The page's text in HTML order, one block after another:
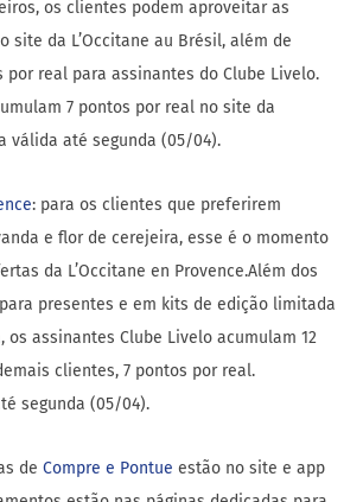
os clientes podem aproveitar as
site da L’Occitane au Brésil, além de
por real para assinantes do Clube Livelo.
7 pontos por real no site da
válida até segunda (05/04).
: para os clientes que preferirem
e flor de cerejeira, esse é o momento
da L’Occitane en Provence.Além dos
presentes e em kits de edição limitada
os assinantes Clube Livelo acumulam 12
clientes, 7 pontos por real.
segunda (05/04).
de Compre e Pontue estão no site e app